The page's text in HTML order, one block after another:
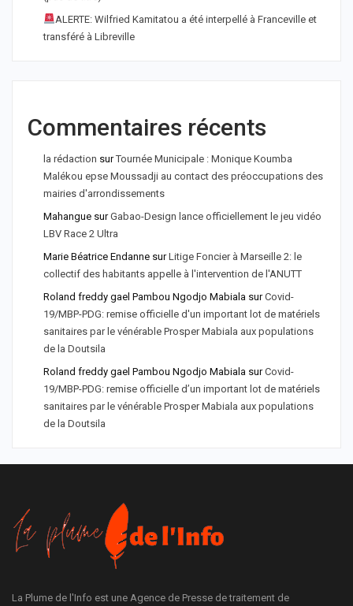
ALERTE: Wilfried Kamitatou a été interpellé à Franceville et
transféré à Libreville
Commentaires récents
la rédaction surTournée Municipale : Monique Koumba
Malékou epse Moussadji au contact des préoccupations des
mairies d'arrondissements
Mahangue surGabao-Design lance officiellement le jeu vidéo
LBV Race 2 Ultra
Marie Béatrice Endanne surLitige Foncier à Marseille 2: le
collectif des habitants appelle à l'intervention de l'ANUTT
Roland freddy gael Pambou Ngodjo Mabiala surCovid-
19/MBP-PDG: remise officielle d'un important lot de matériels
sanitaires par le vénérable Prosper Mabiala aux populations
de la Doutsila
Roland freddy gael Pambou Ngodjo Mabiala surCovid-
19/MBP-PDG: remise officielle d’un important lot de matériels
sanitaires par le vénérable Prosper Mabiala aux populations
de la Doutsila
La Plume de l'Info est une Agence de Presse de traitement de